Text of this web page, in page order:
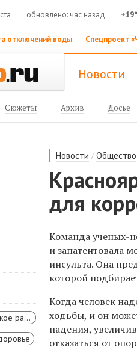
обновлено: час назад
отключений воды Спецпроект
Новости
Сюжеты Архив Досье
Новости /Общество
для
Социально-экономическое развитие Красноярского края
Команда ученых-
и запатентовала
инсульта. Она
которой
Когда человек
ходьбы, и он
падения,
отказаться от